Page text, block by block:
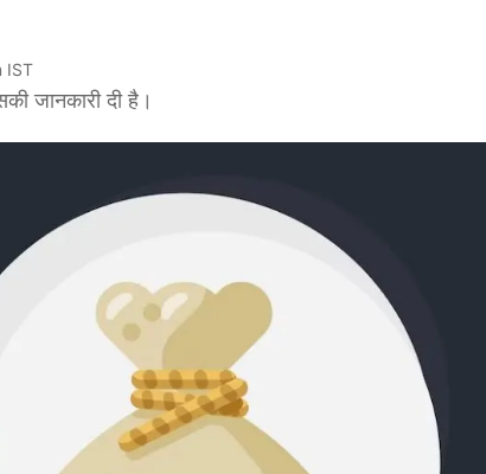
IST
जानकारी दी है।